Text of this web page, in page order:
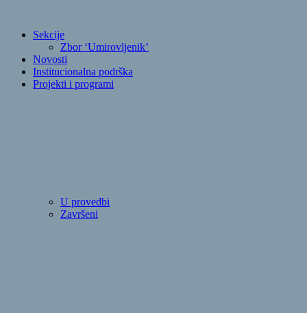
Sekcije
Zbor ‘Umirovljenik’
Novosti
Institucionalna podrška
Projekti i programi
U provedbi
Završeni